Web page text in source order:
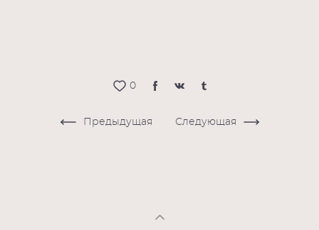
0
Предыдущая Следующая